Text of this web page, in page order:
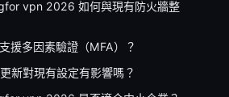
vpn 2026 如何與現有防火牆整
援多因素驗證（MFA）？
新對現有設定有影響嗎？